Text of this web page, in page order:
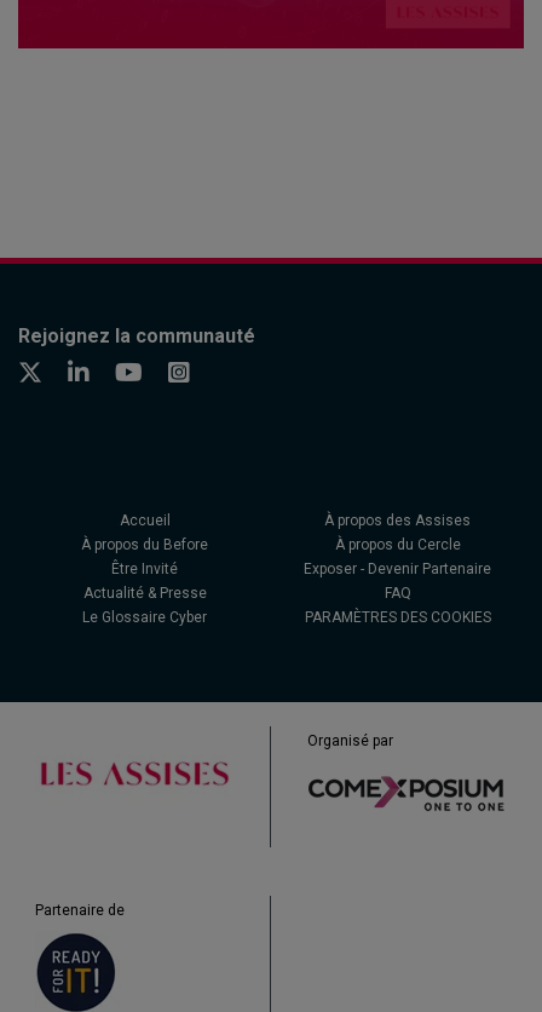
Rejoignez la communauté
Accueil
À propos des Assises
À propos du Before
À propos du Cercle
Être Invité
Exposer - Devenir Partenaire
Actualité & Presse
FAQ
Le Glossaire Cyber
PARAMÈTRES DES COOKIES
Organisé par
Partenaire de